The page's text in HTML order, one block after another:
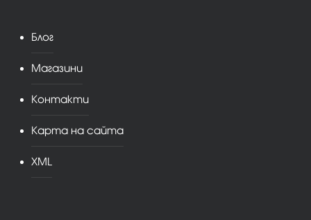
Блог
Магазини
Контакти
Карта на сайта
XML